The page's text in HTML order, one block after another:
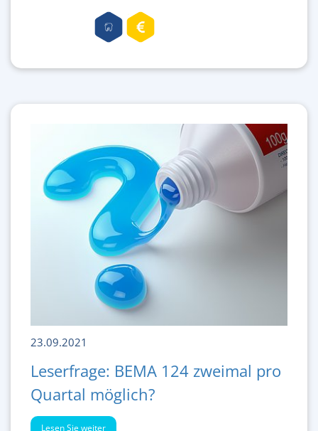
23.09.2021
Leserfrage: BEMA 124 zweimal pro
Quartal möglich?
Lesen Sie weiter